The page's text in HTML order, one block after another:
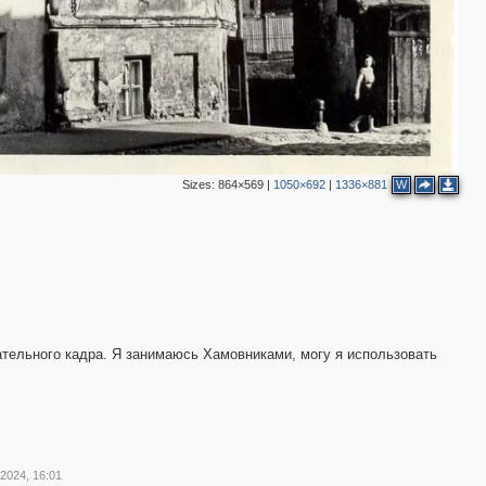
Sizes: 864×569| 1050×692| 1336×881 W
кадра. Я занимаюсь Хамовниками, могу я использовать
16:01